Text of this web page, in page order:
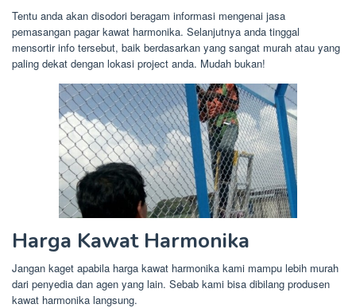
Tentu anda akan disodori beragam informasi mengenai jasa
pemasangan pagar kawat harmonika. Selanjutnya anda tinggal
mensortir info tersebut, baik berdasarkan yang sangat murah atau yang
paling dekat dengan lokasi project anda. Mudah bukan!
Harga Kawat Harmonika
Jangan kaget apabila harga kawat harmonika kami mampu lebih murah
dari penyedia dan agen yang lain. Sebab kami bisa dibilang produsen
kawat harmonika langsung.